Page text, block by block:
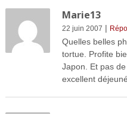
Marie13
22 juin 2007 |
Quelles belles
tortue. Profite
Japon. Et pas
excellent